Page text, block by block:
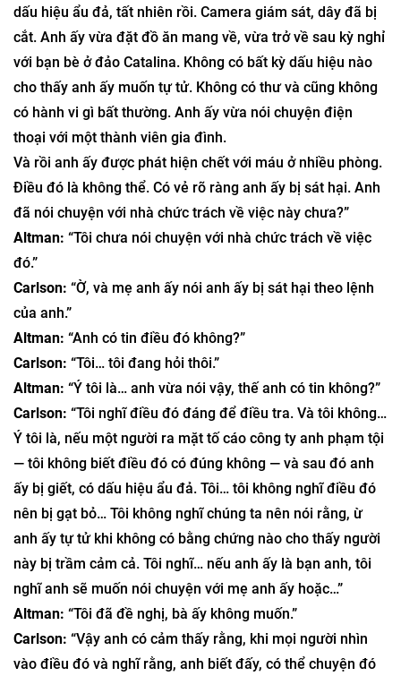
dấu hiệu ẩu đả, tất nhiên rồi. Camera giám sát, dây đã bị
cắt. Anh ấy vừa đặt đồ ăn mang về, vừa trở về sau kỳ nghỉ
với bạn bè ở đảo Catalina. Không có bất kỳ dấu hiệu nào
cho thấy anh ấy muốn tự tử. Không có thư và cũng không
có hành vi gì bất thường. Anh ấy vừa nói chuyện điện
thoại với một thành viên gia đình.
Và rồi anh ấy được phát hiện chết với máu ở nhiều phòng.
Điều đó là không thể. Có vẻ rõ ràng anh ấy bị sát hại. Anh
đã nói chuyện với nhà chức trách về việc này chưa?”
Altman: “Tôi chưa nói chuyện với nhà chức trách về việc
đó.”
Carlson: “Ờ, và mẹ anh ấy nói anh ấy bị sát hại theo lệnh
của anh.”
Altman: “Anh có tin điều đó không?”
Carlson: “Tôi… tôi đang hỏi thôi.”
Altman: “Ý tôi là… anh vừa nói vậy, thế anh có tin không?”
Carlson: “Tôi nghĩ điều đó đáng để điều tra. Và tôi không…
Ý tôi là, nếu một người ra mặt tố cáo công ty anh phạm tội
— tôi không biết điều đó có đúng không — và sau đó anh
ấy bị giết, có dấu hiệu ẩu đả. Tôi… tôi không nghĩ điều đó
nên bị gạt bỏ… Tôi không nghĩ chúng ta nên nói rằng, ừ
anh ấy tự tử khi không có bằng chứng nào cho thấy người
này bị trầm cảm cả. Tôi nghĩ… nếu anh ấy là bạn anh, tôi
nghĩ anh sẽ muốn nói chuyện với mẹ anh ấy hoặc…”
Altman: “Tôi đã đề nghị, bà ấy không muốn.”
Carlson: “Vậy anh có cảm thấy rằng, khi mọi người nhìn
vào điều đó và nghĩ rằng, anh biết đấy, có thể chuyện đó